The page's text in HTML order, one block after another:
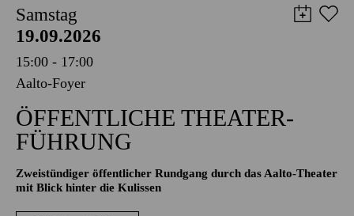
Samstag
19.09.2026
15:00 - 17:00
Aalto-Foyer
ÖFFENTLICHE THEATER­
FÜHRUNG
Zweistündiger öffentlicher Rundgang durch das Aalto-Theater
mit Blick hinter die Kulissen